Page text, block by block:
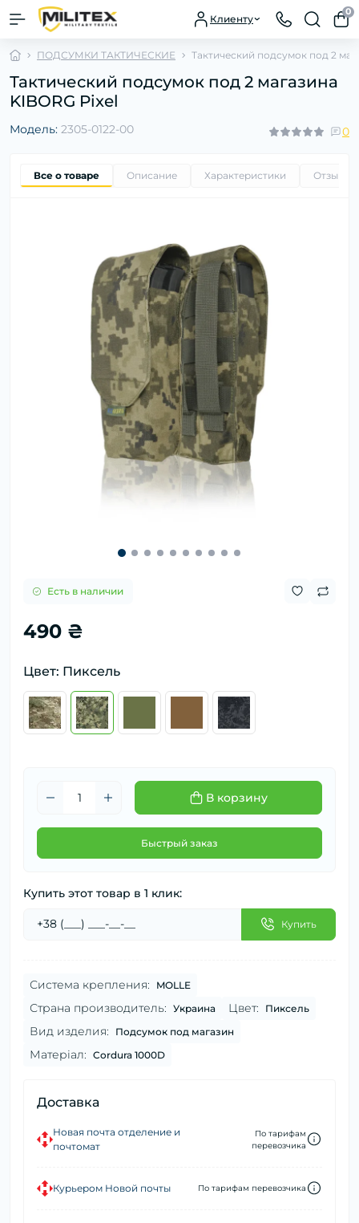
Клиенту
0
ПОДСУМКИ ТАКТИЧЕСКИЕ Тактический подсумок под 2
Тактический подсумок под 2 магазина
KIBORG Pixel
Модель: 2305-0122-00 0
Все о товаре Описание Характеристики Отзывы
Есть в наличии
490 ₴
Цвет: Пиксель
В корзину
Быстрый заказ
Купить этот товар в 1 клик:
Купить
Система крепления: MOLLE
Страна производитель: Украина Цвет: Пиксель
Вид изделия: Подсумок под магазин
Матеріал: Cordura 1000D
Доставка
Новая почта отделение и
почтомат
По тарифам
перевозчика
Курьером Новой почты По тарифам перевозчика